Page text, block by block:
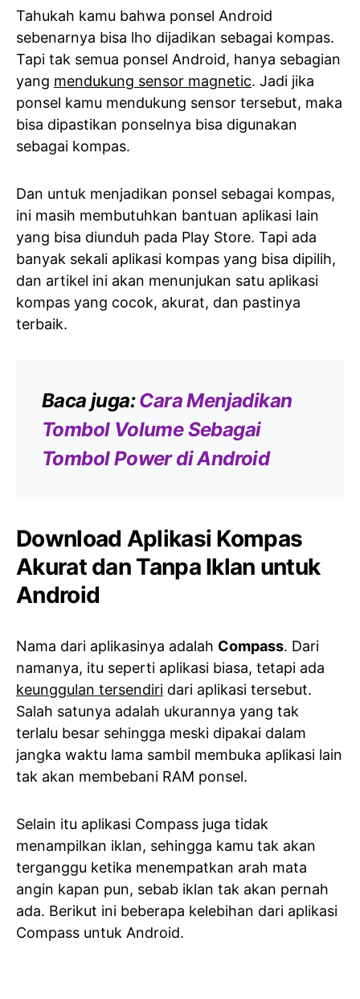
Tahukah kamu bahwa ponsel Android
sebenarnya bisa lho dijadikan sebagai kompas.
Tapi tak semua ponsel Android, hanya sebagian
yang mendukung sensor magnetic. Jadi jika
ponsel kamu mendukung sensor tersebut, maka
bisa dipastikan ponselnya bisa digunakan
sebagai kompas.
Dan untuk menjadikan ponsel sebagai kompas,
ini masih membutuhkan bantuan aplikasi lain
yang bisa diunduh pada Play Store. Tapi ada
banyak sekali aplikasi kompas yang bisa dipilih,
dan artikel ini akan menunjukan satu aplikasi
kompas yang cocok, akurat, dan pastinya
terbaik.
Baca juga:Cara Menjadikan
Tombol Volume Sebagai
Tombol Power di Android
Download Aplikasi Kompas
Akurat dan Tanpa Iklan untuk
Android
Nama dari aplikasinya adalah Compass. Dari
namanya, itu seperti aplikasi biasa, tetapi ada
keunggulan tersendiri dari aplikasi tersebut.
Salah satunya adalah ukurannya yang tak
terlalu besar sehingga meski dipakai dalam
jangka waktu lama sambil membuka aplikasi lain
tak akan membebani RAM ponsel.
Selain itu aplikasi Compass juga tidak
menampilkan iklan, sehingga kamu tak akan
terganggu ketika menempatkan arah mata
angin kapan pun, sebab iklan tak akan pernah
ada. Berikut ini beberapa kelebihan dari aplikasi
Compass untuk Android.